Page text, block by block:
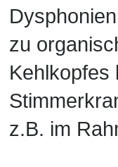
zu
Kehlkopfes
z.B. im